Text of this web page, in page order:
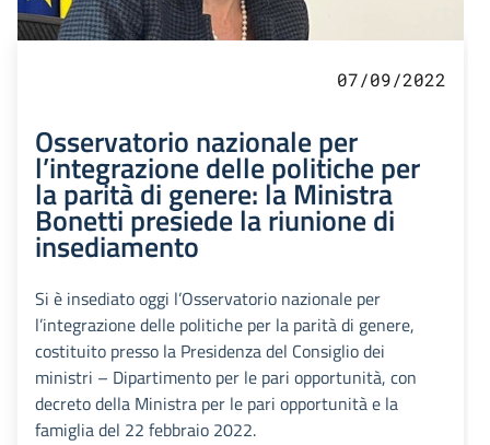
07/09/2022
Osservatorio nazionale per
l’integrazione delle politiche per
la parità di genere: la Ministra
Bonetti presiede la riunione di
insediamento
Si è insediato oggi l’Osservatorio nazionale per
l’integrazione delle politiche per la parità di genere,
costituito presso la Presidenza del Consiglio dei
ministri – Dipartimento per le pari opportunità, con
decreto della Ministra per le pari opportunità e la
famiglia del 22 febbraio 2022.